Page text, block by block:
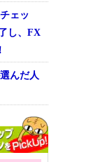
ェッ
し、FX
んだ人